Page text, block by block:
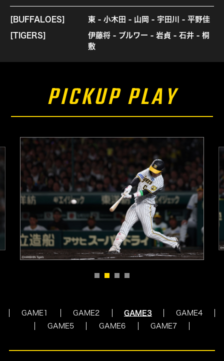
[BUFFALOES] 東 - 小木田 - 山岡 - 宇田川 - 平野佳
[TIGERS]
伊藤将 - ブルワー - 岩貞 - 石井 - 桐
敷
PICKUP PLAY
GAME1 GAME2 GAME3
GAME4
GAME5
GAME6 GAME7